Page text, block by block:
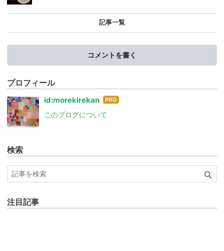
記事一覧
コメントを書く
プロフィール
id:morekirekan はて
ログ
このブログについて
検索
注目記事